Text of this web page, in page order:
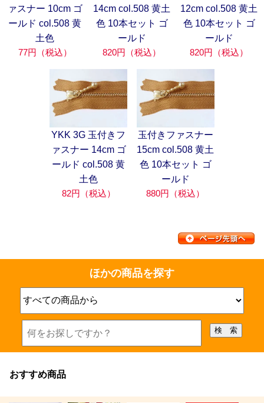
ァスナー 10cm ゴ
ールド col.508 黄
土色
77円（税込）
14cm col.508 黄土
色 10本セット ゴ
ールド
820円（税込）
12cm col.508 黄土
色 10本セット ゴ
ールド
820円（税込）
YKK 3G 玉付きフ
ァスナー 14cm ゴ
ールド col.508 黄
土色
82円（税込）
玉付きファスナー
15cm col.508 黄土
色 10本セット ゴ
ールド
880円（税込）
ほかの商品を探す
おすすめ商品